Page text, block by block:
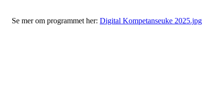
Se mer om programmet her: Digital Kompetanseuke 2025.jpg